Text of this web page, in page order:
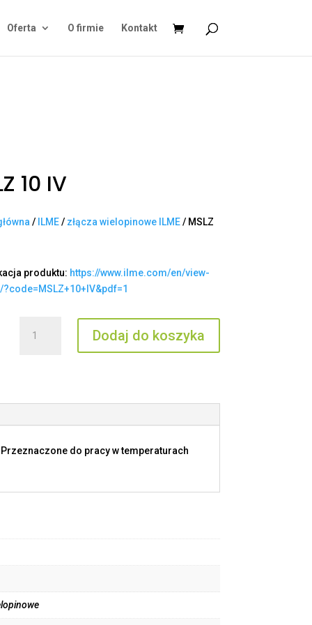
Oferta O firmie Kontakt
10 IV
/ ILME/ złącza wielopinowe ILME/ MSLZ
produktu: https://www.ilme.com/en/view-
MSLZ
Dodaj do koszyka
do pracy w temperaturach